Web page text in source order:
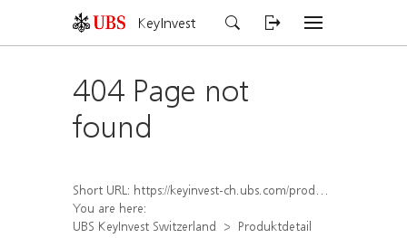
KeyInvest
404 Page not
found
Short URL: https://keyinvest-ch.ubs.com/produkt/detail/index/isin/CH1565646275
You are here:
UBS KeyInvest Switzerland
Produktdetail